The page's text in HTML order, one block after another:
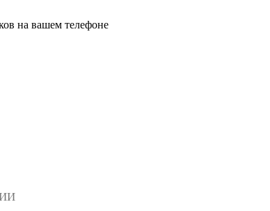
на вашем телефоне